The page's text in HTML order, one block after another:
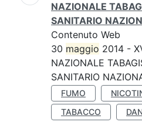
NAZIONALE
SANITARIO
Contenuto Web
30 maggio 2014 -
NAZIONALE
SANITARIO
FUMO
TABACCO